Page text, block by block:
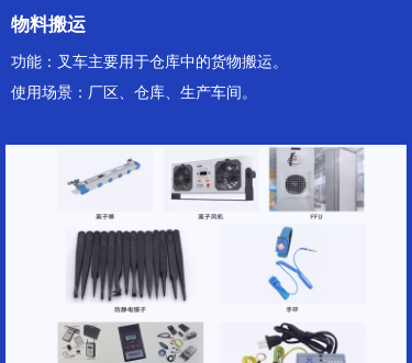
物料搬运
功能：叉⻋主要⽤于仓库中的货物搬运。
使⽤场景：⼚区、仓库、⽣产⻋间。